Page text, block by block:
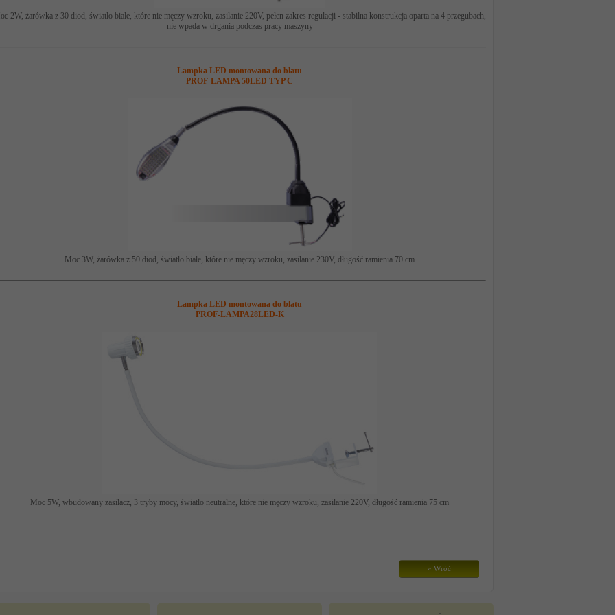
2W, żarówka z 30 diod, światło białe, które nie męczy wzroku, zasilanie 220V, pełen zakres regulacji - stabilna konstrukcja oparta na 4 przegubach,
nie wpada w drgania podczas pracy maszyny
Lampka LED montowana do blatu
PROF-LAMPA 50LED TYP C
Moc 3W, żarówka z 50 diod, światło białe, które nie męczy wzroku, zasilanie 230V, długość ramienia 70 cm
Lampka LED montowana do blatu
PROF-LAMPA28LED-K
Moc 5W, wbudowany zasilacz, 3 tryby mocy, światło neutralne, które nie męczy wzroku, zasilanie 220V, długość ramienia 75 cm
« Wróć